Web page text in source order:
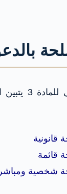
من هذا النص
قانونية
قائمة
شخصية